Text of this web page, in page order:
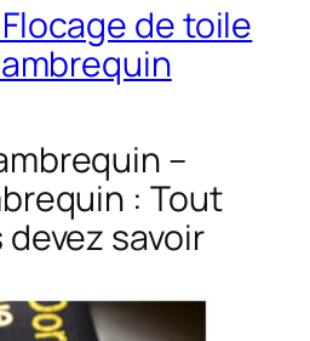
de toile
–
: Tout
savoir